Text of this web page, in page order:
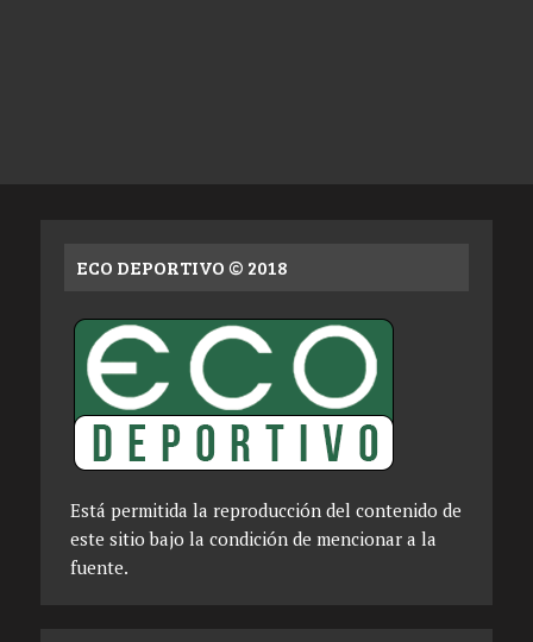
ECO DEPORTIVO © 2018
Está permitida la reproducción del contenido de
este sitio bajo la condición de mencionar a la
fuente.